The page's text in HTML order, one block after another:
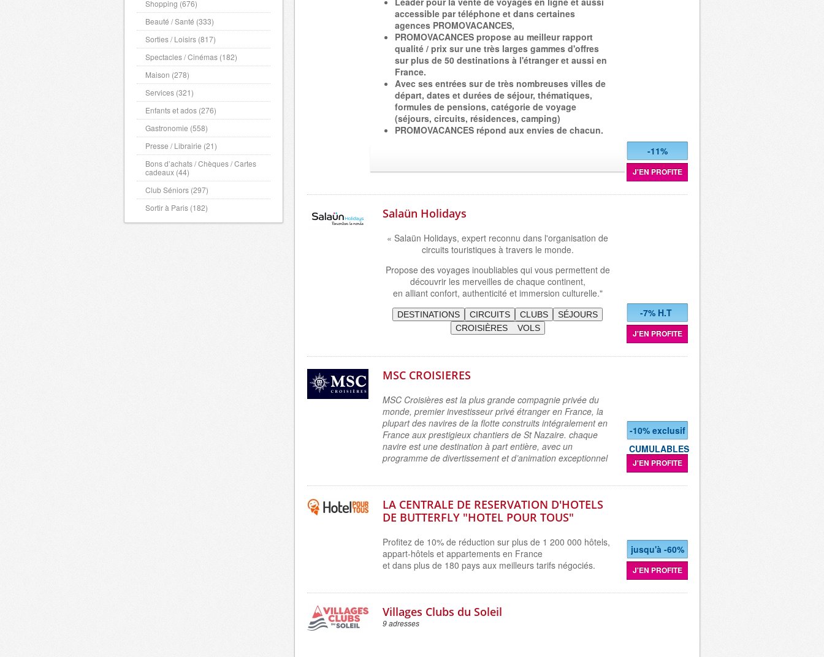
accessible par téléphone et dans certaines
agences PROMOVACANCES,
PROMOVACANCES propose au meilleur rapport
qualité / prix sur une très larges gammes d'offres
sur plus de 50 destinations à l'étranger et aussi en
France.
Avec ses entrées sur de très nombreuses villes de
départ, dates et durées de séjour, thématiques,
formules de pensions, catégorie de voyage
(séjours, circuits, résidences, camping)
PROMOVACANCES répond aux envies de chacun.
-11%
J'EN PROFITE
Salaün Holidays
« Salaün Holidays, expert reconnu dans l'organisation de
circuits touristiques à travers le monde.
Propose des voyages inoubliables qui vous permettent de
découvrir les merveilles de chaque continent,
en alliant confort, authenticité et immersion culturelle."
DESTINATIONS CIRCUITS CLUBS
SÉJOURS
CROISIÈRES VOLS
-7% H.T
J'EN PROFITE
MSC CROISIERES
MSC Croisières est la plus grande compagnie privée du
monde, premier investisseur privé étranger en France, la
plupart des navires de la flotte construits intégralement en
France aux prestigieux chantiers de St Nazaire. chaque
navire est une destination à part entière, avec un
programme de divertissement et d’animation exceptionnel
-10% exclusif
CUMULABLES
J'EN PROFITE
LA CENTRALE DE RESERVATION D'HOTELS
DE BUTTERFLY "HOTEL POUR TOUS"
Profitez de 10% de réduction sur plus de 1 200 000 hôtels,
appart-hôtels et appartements en France
et dans plus de 180 pays aux meilleurs tarifs négociés.
jusqu'à -60%
J'EN PROFITE
Villages Clubs du Soleil
9 adresses
Shopping (676)
Beauté / Santé (333)
Sorties / Loisirs (817)
Spectacles / Cinémas (182)
Maison (278)
Services (321)
Enfants et ados (276)
Gastronomie (558)
Presse / Librairie (21)
Bons d’achats / Chèques / Cartes
cadeaux (44)
Club Séniors (297)
Sortir à Paris (182)